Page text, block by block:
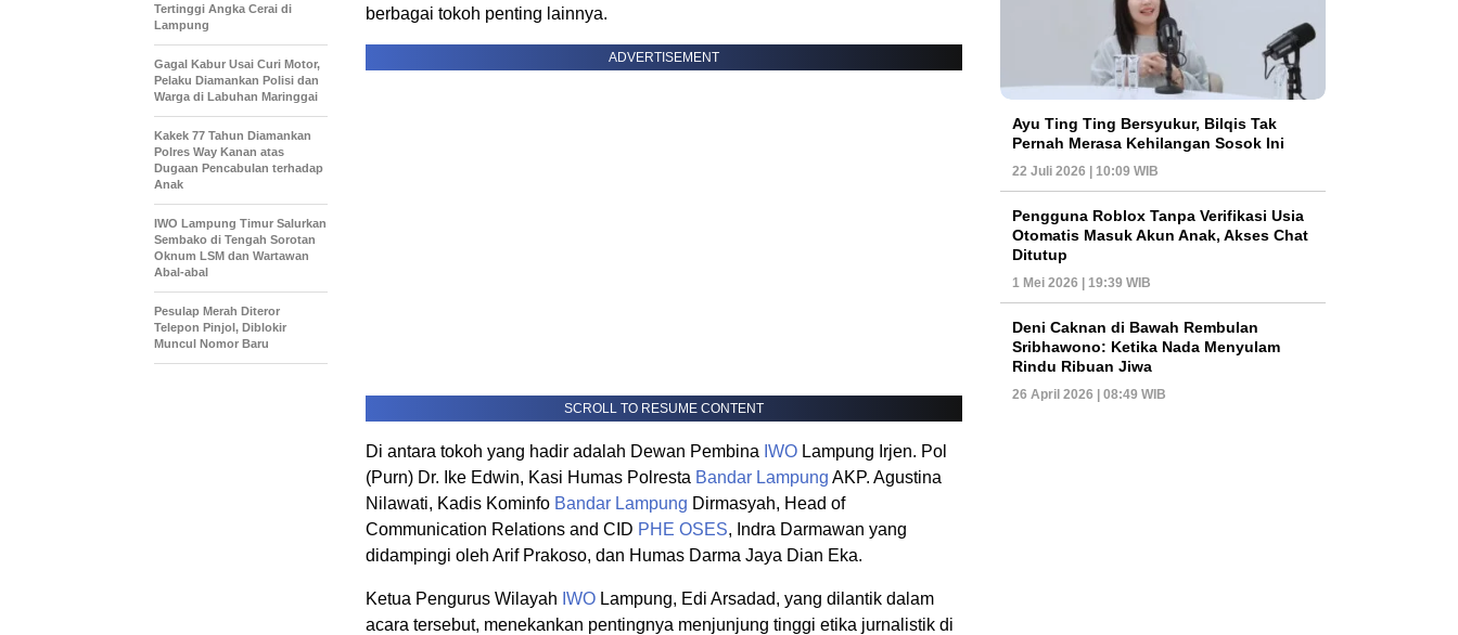
berbagai tokoh penting lainnya.
ADVERTISEMENT
SCROLL TO RESUME CONTENT
Di antara tokoh yang hadir adalah Dewan Pembina IWO Lampung Irjen. Pol
(Purn) Dr. Ike Edwin, Kasi Humas Polresta Bandar Lampung AKP. Agustina
Nilawati, Kadis Kominfo Bandar Lampung Dirmasyah, Head of
Communication Relations and CID PHE OSES, Indra Darmawan yang
didampingi oleh Arif Prakoso, dan Humas Darma Jaya Dian Eka.
Ketua Pengurus Wilayah IWO Lampung, Edi Arsadad, yang dilantik dalam
acara tersebut, menekankan pentingnya menjunjung tinggi etika jurnalistik di
Tertinggi Angka Cerai di
Lampung
Gagal Kabur Usai Curi Motor,
Pelaku Diamankan Polisi dan
Warga di Labuhan Maringgai
Kakek 77 Tahun Diamankan
Polres Way Kanan atas
Dugaan Pencabulan terhadap
Anak
IWO Lampung Timur Salurkan
Sembako di Tengah Sorotan
Oknum LSM dan Wartawan
Abal-abal
Pesulap Merah Diteror
Telepon Pinjol, Diblokir
Muncul Nomor Baru
Ayu Ting Ting Bersyukur, Bilqis Tak
Pernah Merasa Kehilangan Sosok Ini
22 Juli 2026 | 10:09 WIB
Pengguna Roblox Tanpa Verifikasi Usia
Otomatis Masuk Akun Anak, Akses Chat
Ditutup
1 Mei 2026 | 19:39 WIB
Deni Caknan di Bawah Rembulan
Sribhawono: Ketika Nada Menyulam
Rindu Ribuan Jiwa
26 April 2026 | 08:49 WIB